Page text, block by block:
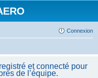
Connexion
et connecté pour
de l’équipe.